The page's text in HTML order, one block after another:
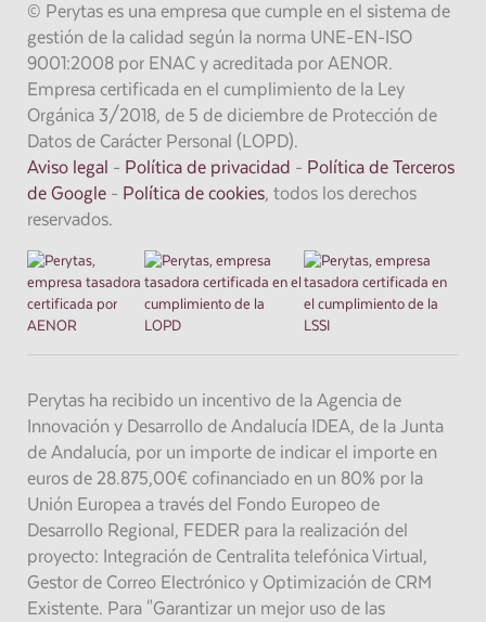
© Perytas es una empresa que cumple en el sistema de
gestión de la calidad según la norma UNE-EN-ISO
9001:2008 por ENAC y acreditada por AENOR.
Empresa certificada en el cumplimiento de la Ley
Orgánica 3/2018, de 5 de diciembre de Protección de
Datos de Carácter Personal (LOPD).
Aviso legal - Política de privacidad - Política de Terceros
de Google- Política de cookies, todos los derechos
reservados.
Perytas ha recibido un incentivo de la Agencia de
Innovación y Desarrollo de Andalucía IDEA, de la Junta
de Andalucía, por un importe de indicar el importe en
euros de 28.875,00€ cofinanciado en un 80% por la
Unión Europea a través del Fondo Europeo de
Desarrollo Regional, FEDER para la realización del
proyecto: Integración de Centralita telefónica Virtual,
Gestor de Correo Electrónico y Optimización de CRM
Existente. Para "Garantizar un mejor uso de las